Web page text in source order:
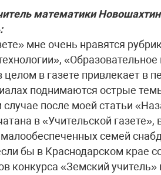
математики
мне очень нравятся
в газете привлекает в
поднимаются острые
после моей статьи
в «Учительской
семей
бы в Краснодарском крае
конкурса «Земский